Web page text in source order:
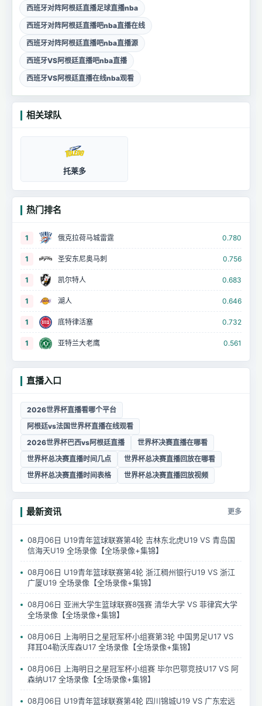
西班牙对阵阿根廷直播足球直播nba
西班牙对阵阿根廷直播吧nba直播在线
西班牙对阵阿根廷直播吧nba直播源
西班牙VS阿根廷直播吧nba直播
西班牙VS阿根廷直播在线nba观看
相关球队
托莱多
热门排名
1 俄克拉荷马城雷霆 0.780
1 圣安东尼奥马刺 0.756
1 凯尔特人 0.683
1 湖人 0.646
1 底特律活塞 0.732
1 亚特兰大老鹰 0.561
直播入口
2026世界杯直播看哪个平台
阿根廷vs法国世界杯直播在线观看
2026世界杯巴西vs阿根廷直播
世界杯决赛直播在哪看
世界杯总决赛直播时间几点
世界杯总决赛直播回放在哪看
世界杯总决赛直播时间表格
世界杯总决赛直播回放视频
最新资讯 更多
08月06日 U19青年篮球联赛第4轮 吉林东北虎U19 VS 青岛国
信海天U19 全场录像【全场录像+集锦】
08月06日 U19青年篮球联赛第4轮 浙江稠州银行U19 VS 浙江
广厦U19 全场录像【全场录像+集锦】
08月06日 亚洲大学生篮球联赛8强赛 清华大学 VS 菲律宾大学
全场录像【全场录像+集锦】
08月06日 上海明日之星冠军杯小组赛第3轮 中国男足U17 VS
拜耳04勒沃库森U17 全场录像【全场录像+集锦】
08月06日 上海明日之星冠军杯小组赛 毕尔巴鄂竞技U17 VS 阿
森纳U17 全场录像【全场录像+集锦】
08月06日 U19青年篮球联赛第4轮 四川锦城U19 VS 广东宏远